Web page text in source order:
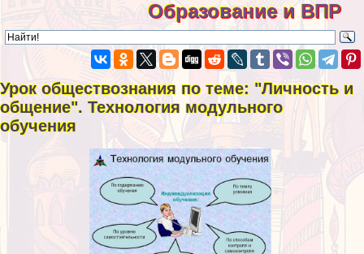
Образование и ВПР
Урок обществознания по теме: "Личность и
общение". Технология модульного
обучения